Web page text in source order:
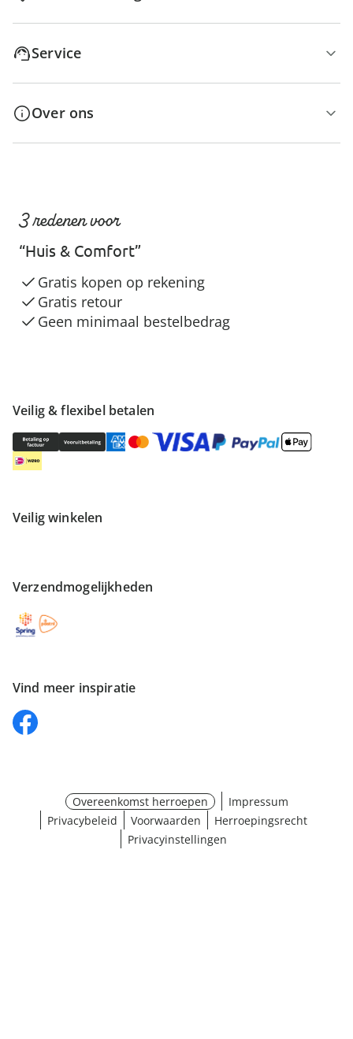
Service
Over ons
Veilig & flexibel betalen
Veilig winkelen
Verzendmogelijkheden
Vind meer inspiratie
3 redenen voor
“Huis & Comfort”
Gratis kopen op rekening
Gratis retour
Geen minimaal bestelbedrag
Overeenkomst herroepen
Impressum
Privacybeleid
Voorwaarden
Herroepingsrecht
Privacyinstellingen